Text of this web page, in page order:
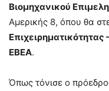
Βιομηχανικού
Αμερικής 8, όπου θα
ΕΒΕΑ.
Όπως τόνισε ο